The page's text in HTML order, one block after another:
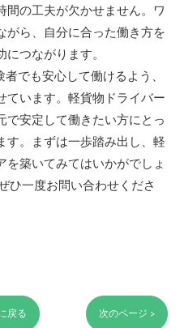
の工夫が欠かせません。ワ
がら、自分に合った働き方を
つながります。
でも安心して働けるよう、
います。軽貨物ドライバー
で安定して働きたい方にとっ
。まずは一歩踏み出し、軽
築いてみてはいかがでしょ
ひ一度お問い合わせくださ
戻る 次のページ >